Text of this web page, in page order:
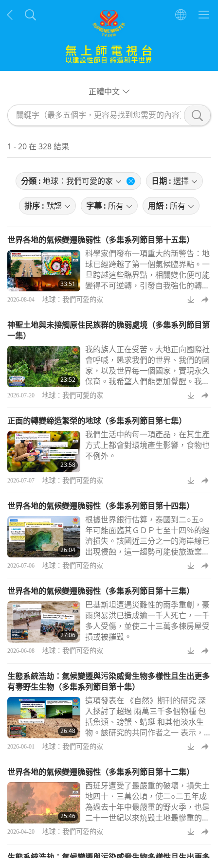
正體中文
1 - 20 在 328 結果
分類 : 地球：我們可愛的家 日期 : 選擇
排序 : 默認 字幕 : 所有 用語 : 所有
世界各地的氣候變遷脆弱性（多集系列節目第十五集）
33:51
科學家們發布一項重大的新警告：地
球已經跨越了第一個氣候臨界點。一
旦跨越這些臨界點，相關變化便可能
變得不可逆轉，引發自我強化的轉
變，那會加速全球暖化。
2026-08-04 地球：我們可愛的家
神聖土地與未接觸原住民族群的脆弱處境（多集系列節目第
一集）
23:52
我的族人正在受苦。大地正向國際社
會呼喊，懇求我們的世界、我們的國
家，以及世界每一個國家，實現永久
保育。我希望人們能更加覺醒。我希
望國際社會能意識到，必須與我們一
國際大眾前來。支持我們的奮鬥！
2026-07-20 地球：我們可愛的家
正面的轉變締造繁榮的地球（多集系列節目第七集）
23:58
我們生活中的每一項產品，在其生產
方式上都會對環境產生影響，食物也
不例外。
2026-07-07 地球：我們可愛的家
世界各地的氣候變遷脆弱性（多集系列節目第十四集）
26:04
根據世界銀行估算，泰國到二○五○
年可能面臨其ＧＤＰ七至十四％的經
濟損失。該國近三分之一的海岸線已
出現侵蝕，這一趨勢可能使旅遊業到
二○四○年代中期，每年流失高達十
2026-07-06 地球：我們可愛的家
世界各地的氣候變遷脆弱性（多集系列節目第十三集）
27:06
巴基斯坦遭遇災難性的雨季重創，豪
雨與暴洪已造成逾一千人死亡，一千
多人受傷，並使二十三萬多棟房屋受
損或被摧毀。
2026-06-08 地球：我們可愛的家
生態系統浩劫：氣候變遷與污染威脅生物多樣性且生出更多
有毒野生生物（多集系列節目第十集）
26:48
這項發表在 《自然》期刊的研究 深
入探討了超過 兩萬三千多個物種 包
括魚類、螃蟹、蜻蜓 和其他淡水生
物。該研究的共同作者之一 表示，
大多數物種 並非僅受到單一威脅 導
用。
2026-06-01 地球：我們可愛的家
世界各地的氣候變遷脆弱性（多集系列節目第十二集）
25:46
西班牙遭受了最嚴重的破壞，損失土
地四十．三萬公頃，使二○二五年成
為過去十年中最嚴重的野火季，也是
二十一世紀以來燒毀土地最慘重的一
年。
2026-04-20 地球：我們可愛的家